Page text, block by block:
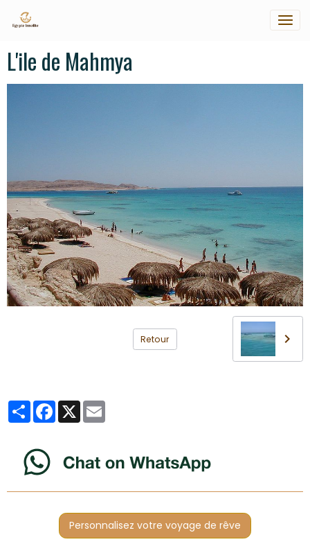
L'ile de Mahmya
Retour
PartagerFacebook
X
Personnalisez votre voyage de rêve